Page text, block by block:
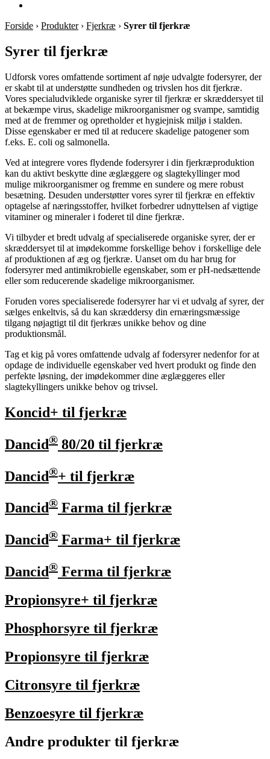
Forside › Produkter› Fjerkræ › Syrer til fjerkræ
Syrer til fjerkræ
Udforsk vores omfattende sortiment af nøje udvalgte fodersyrer, der
er skabt til at understøtte sundheden og trivslen hos dit fjerkræ.
Vores specialudviklede organiske syrer til fjerkræ er skræddersyet til
at bekæmpe virus, skadelige mikroorganismer og svampe, samtidig
med at de fremmer og opretholder et hygiejnisk miljø i stalden.
Disse egenskaber er med til at reducere skadelige patogener som
f.eks. E. coli og salmonella.
Ved at integrere vores flydende fodersyrer i din fjerkræproduktion
kan du aktivt beskytte dine æglæggere og slagtekyllinger mod
mulige mikroorganismer og fremme en sundere og mere robust
besætning. Desuden understøtter vores syrer til fjerkræ en effektiv
optagelse af næringsstoffer, hvilket forbedrer udnyttelsen af vigtige
vitaminer og mineraler i foderet til dine fjerkræ.
Vi tilbyder et bredt udvalg af specialiserede organiske syrer, der er
skræddersyet til at imødekomme forskellige behov i forskellige dele
af produktionen af æg og fjerkræ. Uanset om du har brug for
fodersyrer med antimikrobielle egenskaber, som er pH-nedsættende
eller som reducerende skadelige mikroorganismer.
Foruden vores specialiserede fodersyrer har vi et udvalg af syrer, der
sælges enkeltvis, så du kan skræddersy din ernæringsmæssige
tilgang nøjagtigt til dit fjerkræs unikke behov og dine
produktionsmål.
Tag et kig på vores omfattende udvalg af fodersyrer nedenfor for at
opdage de individuelle egenskaber ved hvert produkt og finde den
perfekte løsning, der imødekommer dine æglæggeres eller
slagtekyllingers unikke behov og trivsel.
Koncid+ til fjerkræ
Dancid® 80/20 til fjerkræ
Dancid®+ til fjerkræ
Dancid® Farma til fjerkræ
Dancid® Farma+ til fjerkræ
Dancid® Ferma til fjerkræ
Propionsyre+ til fjerkræ
Phosphorsyre til fjerkræ
Propionsyre til fjerkræ
Citronsyre til fjerkræ
Benzoesyre til fjerkræ
Andre produkter til fjerkræ